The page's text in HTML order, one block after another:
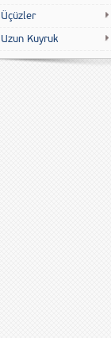
Üçüzler
Uzun Kuyruk